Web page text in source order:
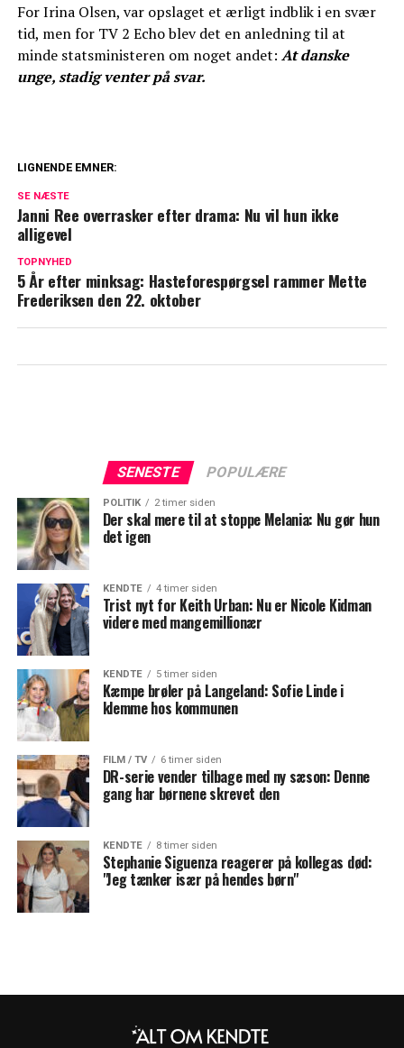
For Irina Olsen, var opslaget et ærligt indblik i en svær
tid, men for TV 2 Echo blev det en anledning til at
minde statsministeren om noget andet: At danske
unge, stadig venter på svar.
Kate vil ikke tilgive
er min diagnose
LIGNENDE EMNER:
SE NÆSTE
Janni Ree overrasker efter drama: Nu vil hun ikke
alligevel
TOPNYHED
5 År efter minksag: Hasteforespørgsel rammer Mette
Frederiksen den 22. oktober
SENESTE POPULÆRE
POLITIK 2 timer siden
Der skal mere til at stoppe Melania: Nu gør hun
det igen
KENDTE 4 timer siden
Trist nyt for Keith Urban: Nu er Nicole Kidman
videre med mangemillionær
KENDTE 5 timer siden
Kæmpe brøler på Langeland: Sofie Linde i
klemme hos kommunen
FILM / TV 6 timer siden
DR-serie vender tilbage med ny sæson: Denne
gang har børnene skrevet den
KENDTE 8 timer siden
Stephanie Siguenza reagerer på kollegas død:
"Jeg tænker især på hendes børn"